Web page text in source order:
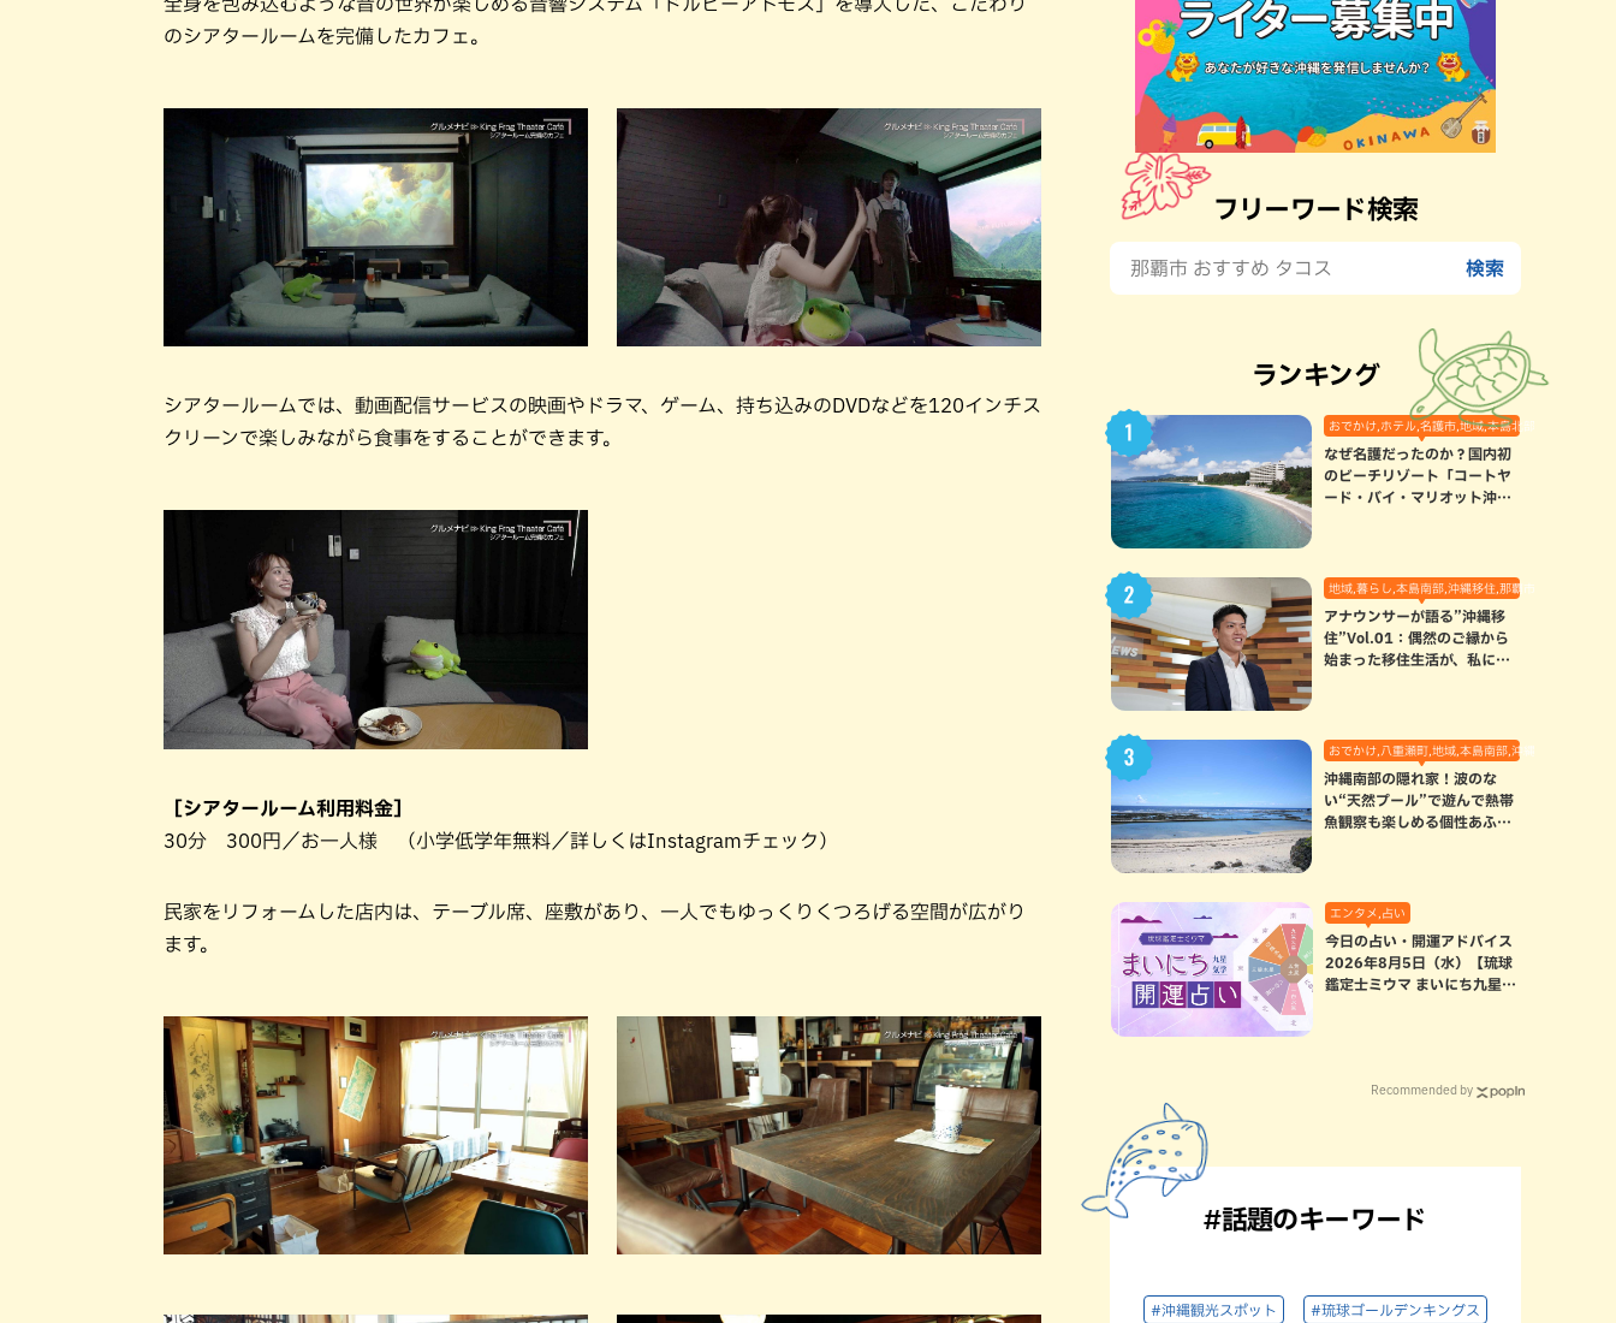
のシアタールームを完備したカフェ。
シアタールームでは、動画配信サービスの映画やドラマ、ゲーム、持ち込みのDVDなどを120インチス
クリーンで楽しみながら食事をすることができます。
［シアタールーム利用料金］
30分 300円／お一人様 （小学低学年無料／詳しくはInstagramチェック）
民家をリフォームした店内は、テーブル席、座敷があり、一人でもゆっくりくつろげる空間が広がり
ます。
フリーワード検索
ランキング
おでかけ,ホテル,名護市,地域,本島北部
なぜ名護だったのか？国内初
のビーチリゾート「コートヤ
ード・バイ・マリオット沖縄
地域,暮らし,本島南部,沖縄移住,那覇市
アナウンサーが語る”沖縄移
住”Vol.01：偶然のご縁から
始まった移住生活が、私にと
おでかけ,八重瀬町,地域,本島南部,沖縄の海,自然
沖縄南部の隠れ家！波のな
い“天然プール”で遊んで熱帯
魚観察も楽しめる個性あふれ
エンタメ,占い
今日の占い・開運アドバイス
2026年8月5日（水）【琉球
鑑定士ミウマ まいにち九星気
Recommended by
#話題のキーワード
#沖縄観光スポット #琉球ゴールデンキングス